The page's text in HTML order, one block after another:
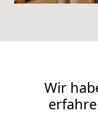
Wir